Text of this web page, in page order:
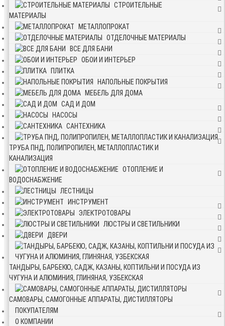
СТРОИТЕЛЬНЫЕ
МАТЕРИАЛЫ
МЕТАЛЛОПРОКАТ
ОТДЕЛОЧНЫЕ МАТЕРИАЛЫ
ВСЕ ДЛЯ БАНИ
ОБОИ И ИНТЕРЬЕР
ПЛИТКА
НАПОЛЬНЫЕ ПОКРЫТИЯ
МЕБЕЛЬ ДЛЯ ДОМА
САД И ДОМ
НАСОСЫ
САНТЕХНИКА
ТРУБА ПНД, ПОЛИПРОПИЛЕН, МЕТАЛЛОПЛАСТИК И
КАНАЛИЗАЦИЯ
ОТОПЛЕНИЕ И
ВОДОСНАБЖЕНИЕ
ЛЕСТНИЦЫ
ИНСТРУМЕНТ
ЭЛЕКТРОТОВАРЫ
ЛЮСТРЫ И СВЕТИЛЬНИКИ
ДВЕРИ
ТАНДЫРЫ, БАРБЕКЮ, САДЖ, КАЗАНЫ, КОПТИЛЬНИ И ПОСУДА ИЗ
ЧУГУНА И АЛЮМИНИЯ, ГЛИНЯНАЯ, УЗБЕКСКАЯ
САМОВАРЫ, САМОГОННЫЕ АППАРАТЫ, ДИСТИЛЛЯТОРЫ
ПОКУПАТЕЛЯМ
О КОМПАНИИ